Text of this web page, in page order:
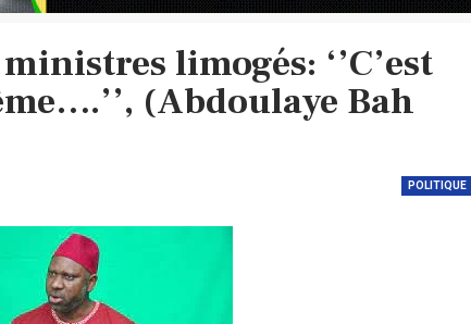
limogés: ‘’C’est
(Abdoulaye Bah
POLITIQUE